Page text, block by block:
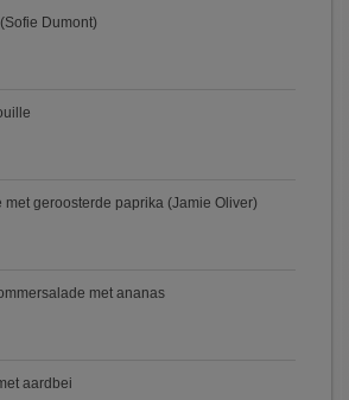
Dumont)
met geroosterde paprika (Jamie Oliver)
met ananas
aardbei